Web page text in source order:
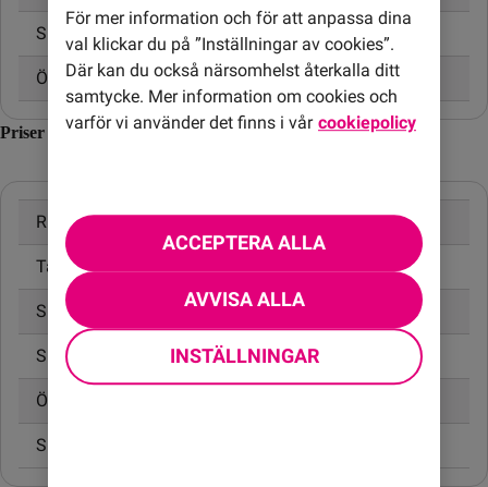
Skicka MMS
Öppningsavgift
Priser inom Ecuador
Ringa samtal 20,00 kr/min
Ta emot samtal 10,00 kr/min
Skicka SMS 4,95 kr
Skicka MMS 6,95 kr
Öppningsavgift
Surfa utan surfpaket
För mer information och för att anpassa dina
val klickar du på ”Inställningar av cookies”.
Där kan du också närsomhelst återkalla ditt
samtycke. Mer information om cookies och
varför vi använder det finns i vår cookiepolicy
ACCEPTERA ALLA
AVVISA ALLA
INSTÄLLNINGAR